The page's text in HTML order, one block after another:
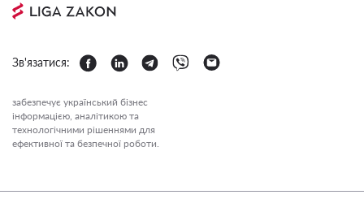
Зв'язатися:
забезпечує український бізнес
інформацією, аналітикою та
технологічними рішеннями для
ефективної та безпечної роботи.